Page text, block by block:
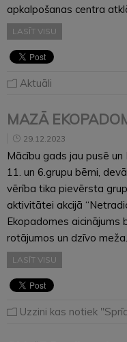
apkalpošanas centra
LASĪT VISU
Aktuāli
MAZĀ
29.12.2023
Mācību gads jau pusē un
11. un 6.grupu bērni,
vērība tika pievērsta
aktivitātei akcijā
Ekopadomes
rotājumos un dzīvo meža…
LASĪT VISU
Uzzini kas notiek